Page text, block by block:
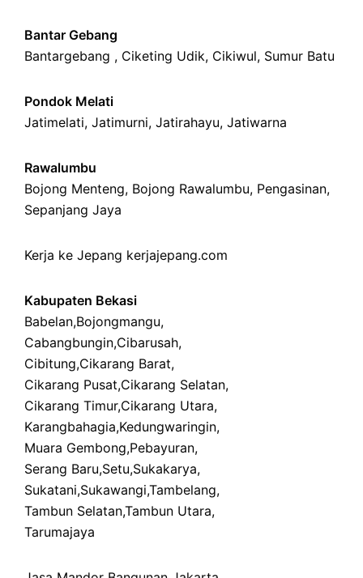
Bantar Gebang
Bantargebang , Ciketing Udik, Cikiwul, Sumur Batu
Pondok Melati
Jatimelati, Jatimurni, Jatirahayu, Jatiwarna
Rawalumbu
Bojong Menteng, Bojong Rawalumbu, Pengasinan,
Sepanjang Jaya
Kerja ke Jepang kerjajepang.com
Kabupaten Bekasi
Babelan,Bojongmangu,
Cabangbungin,Cibarusah,
Cibitung,Cikarang Barat,
Cikarang Pusat,Cikarang Selatan,
Cikarang Timur,Cikarang Utara,
Karangbahagia,Kedungwaringin,
Muara Gembong,Pebayuran,
Serang Baru,Setu,Sukakarya,
Sukatani,Sukawangi,Tambelang,
Tambun Selatan,Tambun Utara,
Tarumajaya